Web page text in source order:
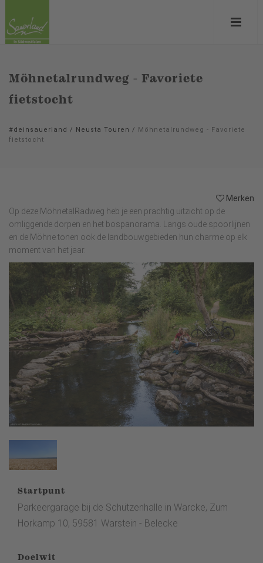
Möhnetalrundweg - Favoriete
fietstocht
#deinsauerland / Neusta Touren / Möhnetalrundweg - Favoriete
fietstocht
Merken
Op deze MöhnetalRadweg heb je een prachtig uitzicht op de
omliggende dorpen en het bospanorama. Langs oude spoorlijnen
en de Möhne tonen ook de landbouwgebieden hun charme op elk
moment van het jaar.
Startpunt
Parkeergarage bij de Schützenhalle in Warcke, Zum
Horkamp 10, 59581 Warstein - Belecke
Doelwit